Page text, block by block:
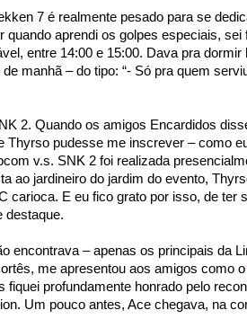
7 é realmente pesado para se
aprendi os golpes especiais,
entre 14:00 e 15:00. Dava pra dormir
manhã – do tipo: “- Só pra quem
2. Quando os amigos Encardidos
Thyrso pudesse me inscrever – como
v.s. SNK 2 foi realizada
ao jardineiro do jardim do evento,
carioca. E eu fico grato por isso, de ter
destaque.
encontrava – apenas os principais da
me apresentou aos amigos como o
fiquei profundamente honrado pelo
Um pouco antes, Ace chegava, na